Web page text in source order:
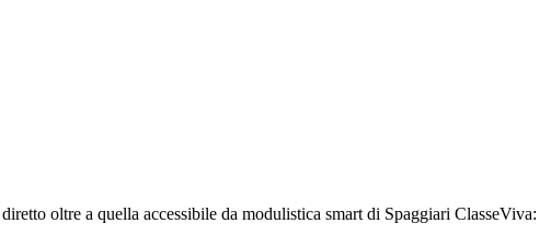
oltre a quella accessibile da modulistica smart di Spaggiari ClasseViva: